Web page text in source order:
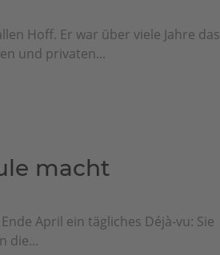
Hoff. Er war über viele Jahre das
und privaten...
macht
April ein tägliches Déjà-vu: Sie
die...